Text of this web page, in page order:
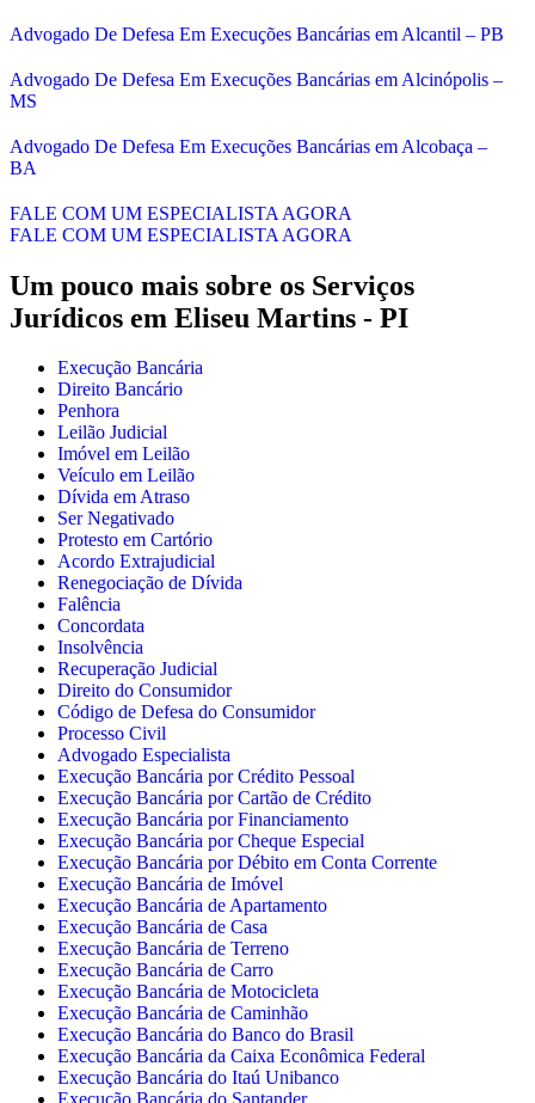
Advogado De Defesa Em Execuções Bancárias em Alcantil – PB
Advogado De Defesa Em Execuções Bancárias em Alcinópolis –
MS
Advogado De Defesa Em Execuções Bancárias em Alcobaça –
BA
FALE COM UM ESPECIALISTA AGORA
FALE COM UM ESPECIALISTA AGORA
Um pouco mais sobre os Serviços
Jurídicos em Eliseu Martins - PI
Execução Bancária
Direito Bancário
Penhora
Leilão Judicial
Imóvel em Leilão
Veículo em Leilão
Dívida em Atraso
Ser Negativado
Protesto em Cartório
Acordo Extrajudicial
Renegociação de Dívida
Falência
Concordata
Insolvência
Recuperação Judicial
Direito do Consumidor
Código de Defesa do Consumidor
Processo Civil
Advogado Especialista
Execução Bancária por Crédito Pessoal
Execução Bancária por Cartão de Crédito
Execução Bancária por Financiamento
Execução Bancária por Cheque Especial
Execução Bancária por Débito em Conta Corrente
Execução Bancária de Imóvel
Execução Bancária de Apartamento
Execução Bancária de Casa
Execução Bancária de Terreno
Execução Bancária de Carro
Execução Bancária de Motocicleta
Execução Bancária de Caminhão
Execução Bancária do Banco do Brasil
Execução Bancária da Caixa Econômica Federal
Execução Bancária do Itaú Unibanco